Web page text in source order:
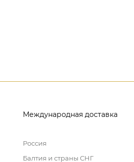
Международная доставка
Россия
Балтия и страны СНГ